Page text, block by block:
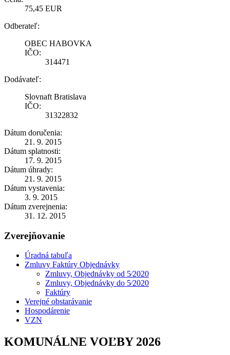
75,45 EUR
Odberateľ:
OBEC HABOVKA
IČO:
314471
Dodávateľ:
Slovnaft Bratislava
IČO:
31322832
Dátum doručenia:
21. 9. 2015
Dátum splatnosti:
17. 9. 2015
Dátum úhrady:
21. 9. 2015
Dátum vystavenia:
3. 9. 2015
Dátum zverejnenia:
31. 12. 2015
Zverejňovanie
Úradná tabuľa
Zmluvy Faktúry Objednávky
Zmluvy, Objednávky od 5⁄2020
Zmluvy, Objednávky do 5⁄2020
Faktúry
Verejné obstarávanie
Hospodárenie
VZN
KOMUNÁLNE VOĽBY 2026